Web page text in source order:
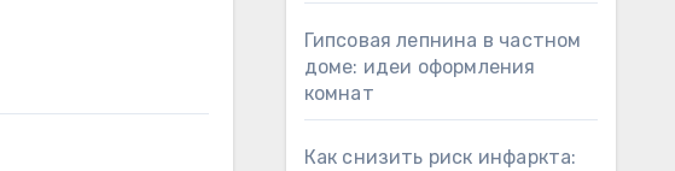
Гипсовая лепнина в частном
доме: идеи оформления
комнат
Как снизить риск инфаркта: